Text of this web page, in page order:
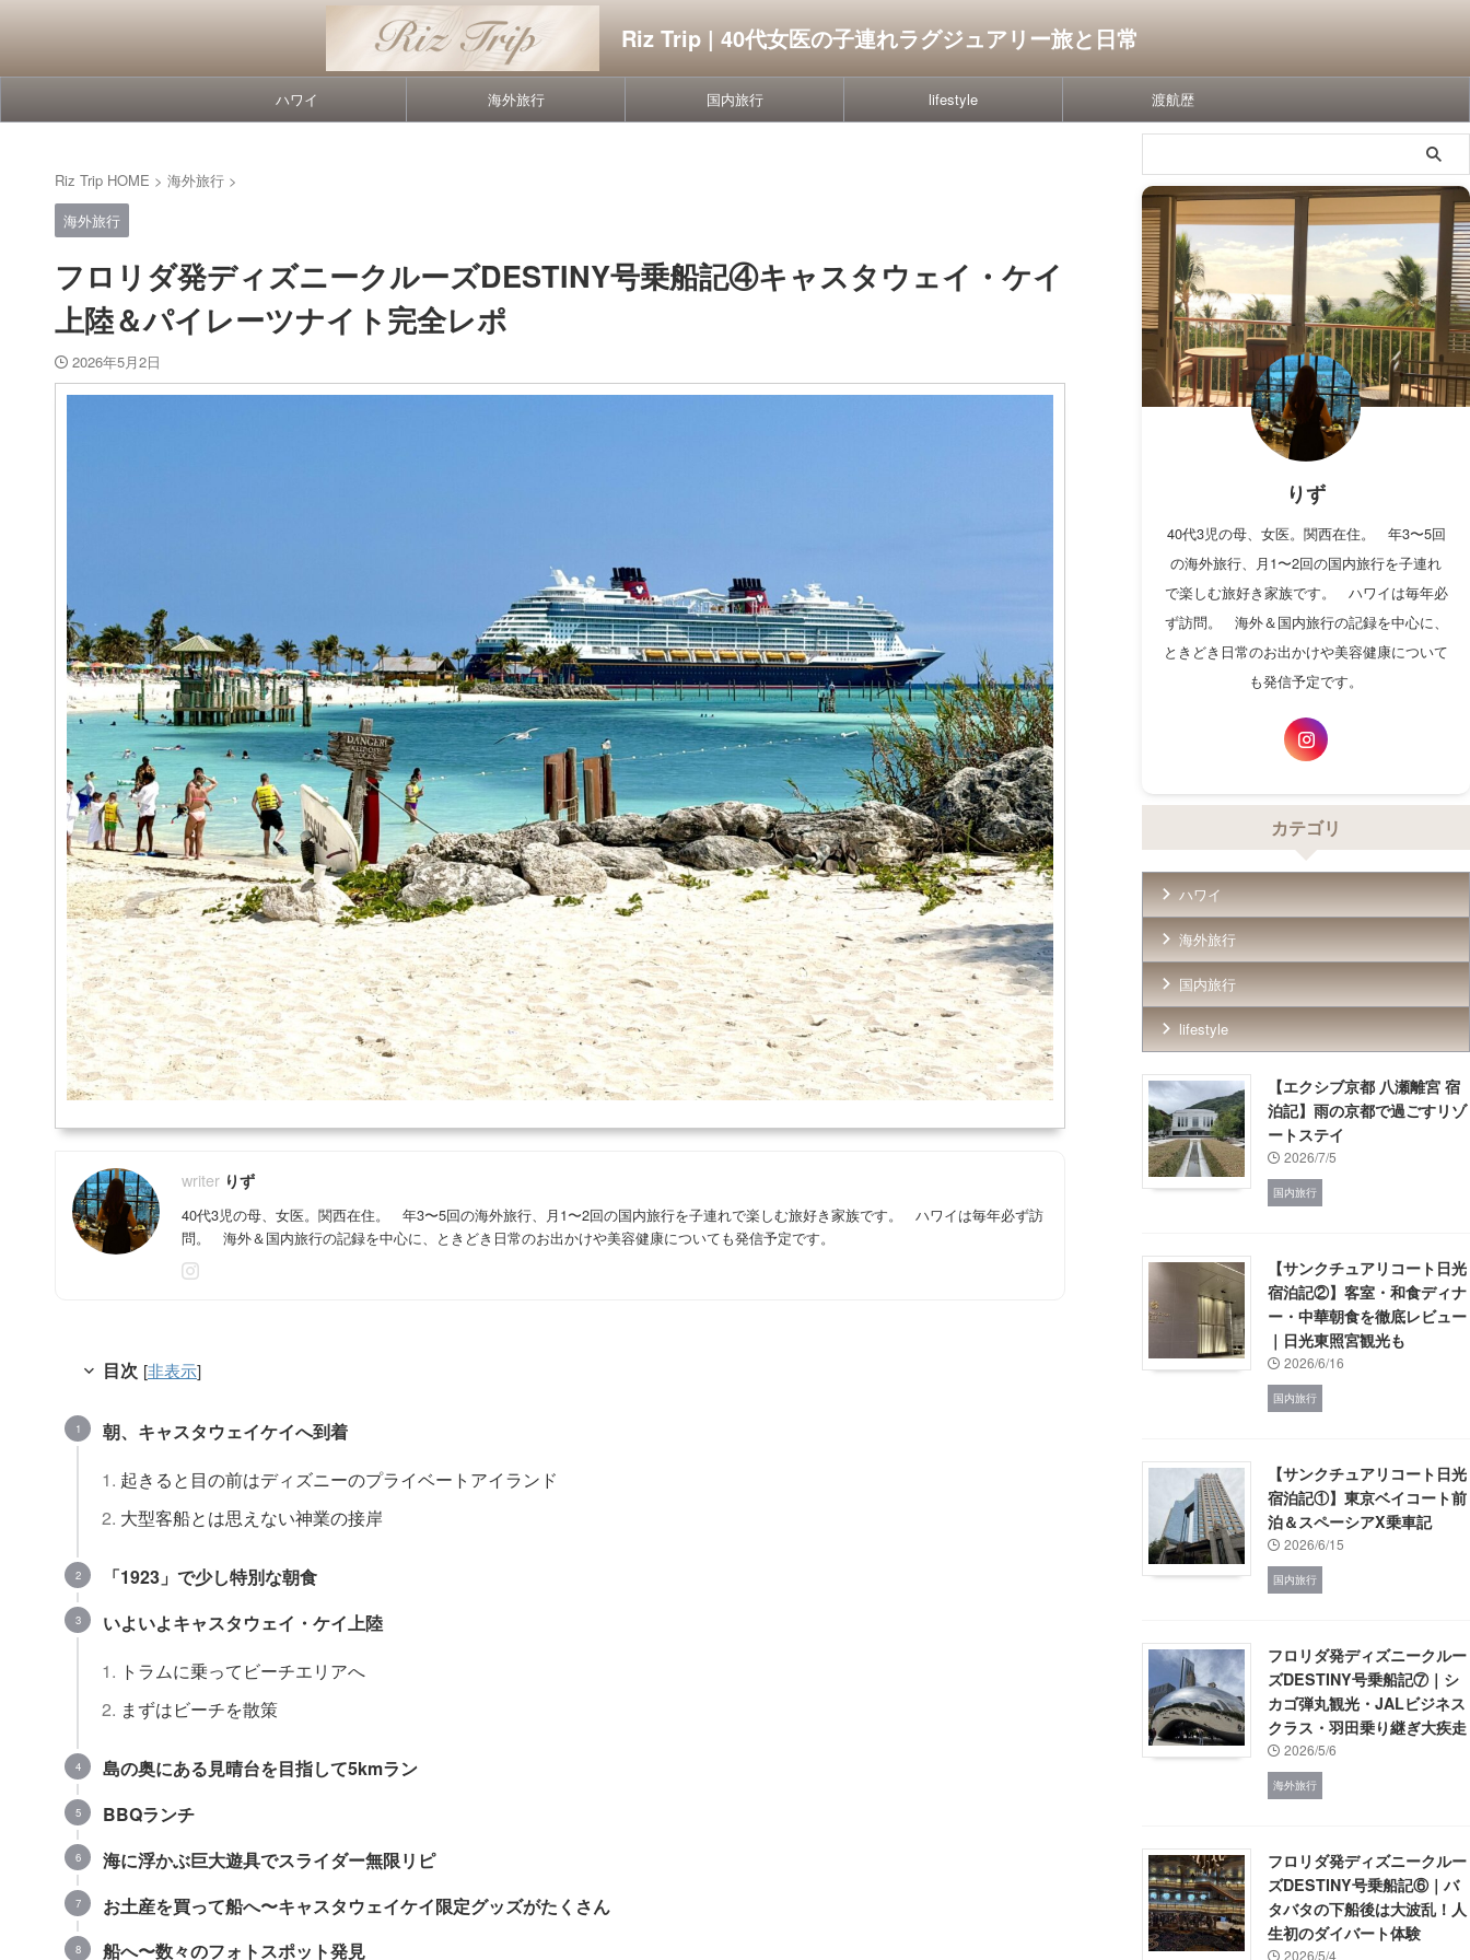
Riz Trip | 40代女医の子連れラグジュアリー旅と日常
ハワイ 海外旅行 国内旅行 lifestyle 渡航歴
Riz Trip HOME > 海外旅行 >
海外旅行
フロリダ発ディズニークルーズDESTINY号乗船記④キャスタウェイ・ケイ
上陸＆パイレーツナイト完全レポ
2026年5月2日
りず
40代3児の母、女医。関西在住。 年3〜5回の海外旅行、月1〜2回の国内旅行を子連れで楽しむ旅好き家族です。 ハワイは毎年必ず訪
問。 海外＆国内旅行の記録を中心に、ときどき日常のお出かけや美容健康についても発信予定です。
目次 [非表示]
朝、キャスタウェイケイへ到着
起きると目の前はディズニーのプライベートアイランド
大型客船とは思えない神業の接岸
「1923」で少し特別な朝食
いよいよキャスタウェイ・ケイ上陸
トラムに乗ってビーチエリアへ
まずはビーチを散策
島の奥にある見晴台を目指して5kmラン
BBQランチ
海に浮かぶ巨大遊具でスライダー無限リピ
お土産を買って船へ〜キャスタウェイケイ限定グッズがたくさん
船へ〜数々のフォトスポット発見
りず
40代3児の母、女医。関西在住。 年3〜5回
の海外旅行、月1〜2回の国内旅行を子連れ
で楽しむ旅好き家族です。 ハワイは毎年必
ず訪問。 海外＆国内旅行の記録を中心に、
ときどき日常のお出かけや美容健康について
も発信予定です。
カテゴリ
ハワイ
海外旅行
国内旅行
lifestyle
【エクシブ京都 八瀬離宮 宿
泊記】雨の京都で過ごすリゾ
ートステイ
2026/7/5
国内旅行
【サンクチュアリコート日光
宿泊記②】客室・和食ディナ
ー・中華朝食を徹底レビュー
｜日光東照宮観光も
2026/6/16
国内旅行
【サンクチュアリコート日光
宿泊記①】東京ベイコート前
泊＆スペーシアX乗車記
2026/6/15
国内旅行
フロリダ発ディズニークルー
ズDESTINY号乗船記⑦｜シ
カゴ弾丸観光・JALビジネス
クラス・羽田乗り継ぎ大疾走
2026/5/6
海外旅行
フロリダ発ディズニークルー
ズDESTINY号乗船記⑥｜バ
タバタの下船後は大波乱！人
生初のダイバート体験
2026/5/4